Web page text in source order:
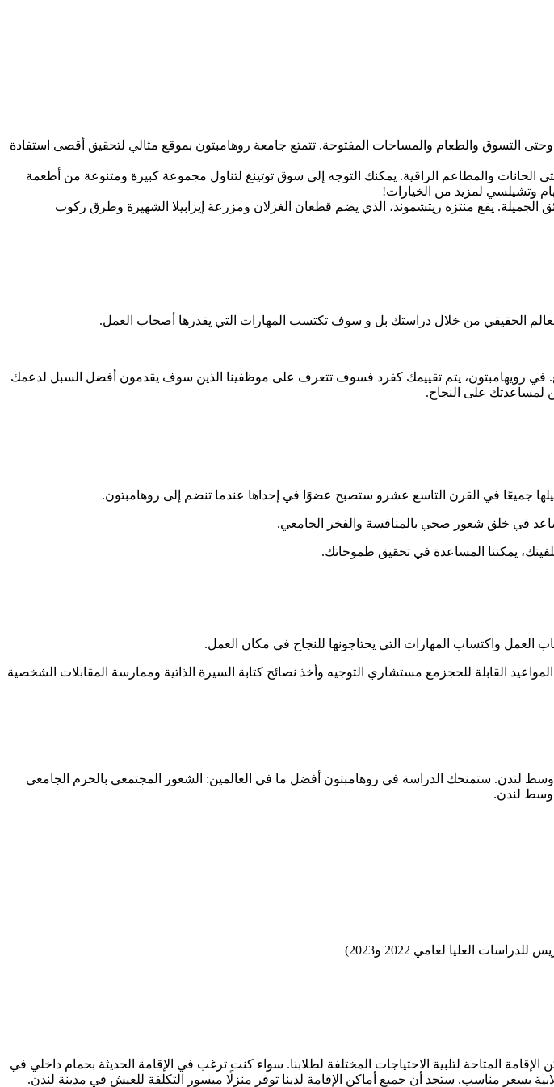
التسوق والطعام والمساحات المفتوحة. تتمتع جامعة روهامبتون بموقع مثالي لتحقيق أقصى استفادة
الحانات والمطاعم الراقية. يمكنك التوجه إلى سوق توتينغ لتناول مجموعة كبيرة ومتنوعة من أطعمة
وتشيلسي لمزيد من الخيارات!
الجميلة. يقع منتزه ريتشموند، الذي يضم قطعان الغزلان ومزرعة إيزابيلا الشهيرة وطرق ركوب
الحقيقي من خلال دراستك بل و سوف تكتسب المهارات التي يقدرها أصحاب العمل.
بالترحيب البالغ. في رويهامبتون، يتم تقييمك كفرد فسوف تتعرف على موظفينا الذين سوف يقدمون أفضل السبل لدعمك
لمساعدتك على النجاح.
جميعًا في القرن التاسع عشرو ستصبح عضوًا في إحداها عندما تنضم إلى روهامبتون.
في خلق شعور صحي بالمنافسة والفخر الجامعي.
يمكننا المساعدة في تحقيق طموحاتك.
واكتساب المهارات التي يحتاجونها للنجاح في مكان العمل.
القابلة للحجزمع مستشاري التوجيه وأخذ نصائح كتابة السيرة الذاتية وممارسة المقابلات الشخصية
ستمنحك الدراسة في روهامبتون أفضل ما في العالمين: الشعور المجتمعي بالحرم الجامعي
المتاحة لتلبية الاحتياجات المختلفة لطلابنا. سواء كنت ترغب في الإقامة الحديثة بحمام داخلي في